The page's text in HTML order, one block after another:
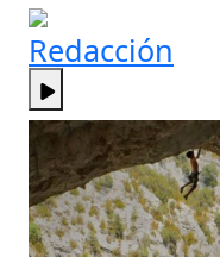
Redacción